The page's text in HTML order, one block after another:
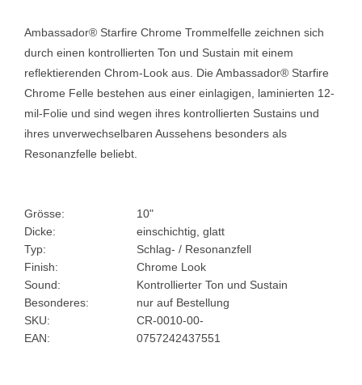
Ambassador® Starfire Chrome Trommelfelle zeichnen sich
durch einen kontrollierten Ton und Sustain mit einem
reflektierenden Chrom-Look aus. Die Ambassador® Starfire
Chrome Felle bestehen aus einer einlagigen, laminierten 12-
mil-Folie und sind wegen ihres kontrollierten Sustains und
ihres unverwechselbaren Aussehens besonders als
Resonanzfelle beliebt.
Grösse:
10"
Dicke:
einschichtig, glatt
Typ:
Schlag- / Resonanzfell
Finish:
Chrome Look
Sound:
Kontrollierter Ton und Sustain
Besonderes:
nur auf Bestellung
SKU:
CR-0010-00-
EAN:
0757242437551